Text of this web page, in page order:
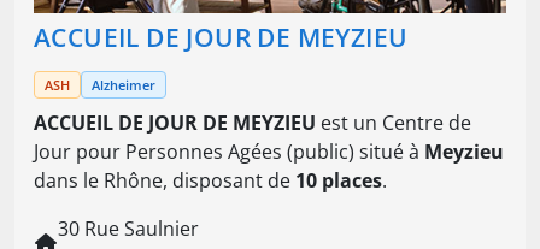
ACCUEIL DE JOUR DE MEYZIEU
ASH Alzheimer
ACCUEIL DE JOUR DE MEYZIEU est un Centre de
Jour pour Personnes Agées (public) situé à Meyzieu
dans le Rhône, disposant de 10 places.
30 Rue Saulnier